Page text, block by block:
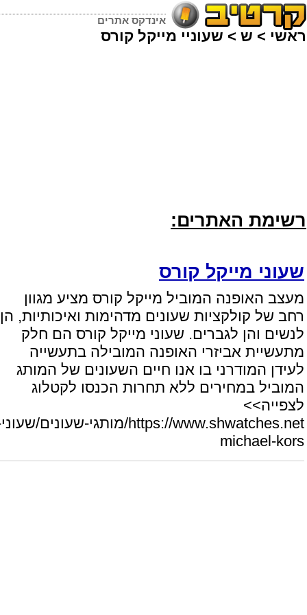
אינדקס אתרים
>ש>שעוניי מייקל קורס
האתרים:
מייקל קורס
האופנה המוביל מייקל קורס מציע מגוון
של קולקציות שעונים מדהימות ואיכותיות, הן
והן לגברים. שעוני מייקל קורס הם חלק
אביזרי האופנה המובילה בתעשייה
המודרני בו אנו חיים השעונים של המותג
במחירים ללא תחרות הכנסו לקטלוג
https://www.shwatches.net/מותגי-שעונים/שעוני-
michael-